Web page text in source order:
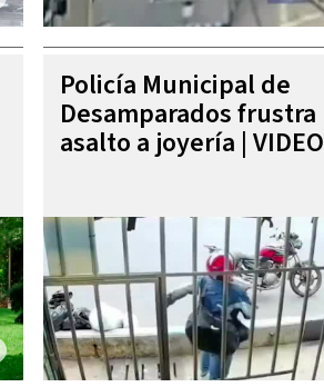
Policía Municipal de
Desamparados frustra
asalto a joyería | VIDEO